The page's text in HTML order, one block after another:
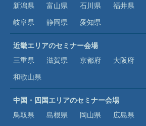
新潟県
富山県 石川県 福井県
岐阜県
静岡県 愛知県
近畿エリアのセミナー会場
三重県
滋賀県 京都府 大阪府
和歌山県
中国・四国エリアのセミナー会場
鳥取県
島根県 岡山県 広島県